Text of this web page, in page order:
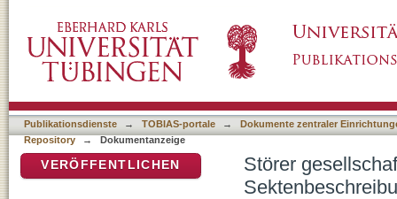
Publikationsdienste → TOBIAS-portale →
Dokumente zentraler
Repository
→ Dokumentanzeige
Störer
VERÖFFENTLICHEN